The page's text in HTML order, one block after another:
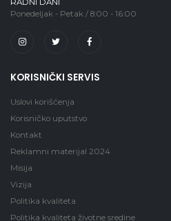
Ponedeljak - Petak / 8:00 - 16:00
KORISNIČKI SERVIS
Uslovi korišćenja
Korisničko uputstvo
Kontakt
Reklamni materijal 2024
Misija
Vizija
Politika kvaliteta
Politika kvaliteta životne sredine